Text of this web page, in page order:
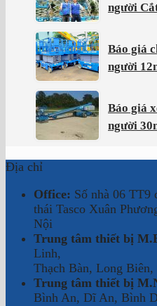
người
Báo giá
người
Báo giá
người
Địa chỉ
Office: Số nhà 06
thái Tasco Xuân
Nội
Trung tâm thiết bị
Linh,
Thạch Bàn, Long
Trung tâm thiết bị
Bình An, Dĩ An, Bình